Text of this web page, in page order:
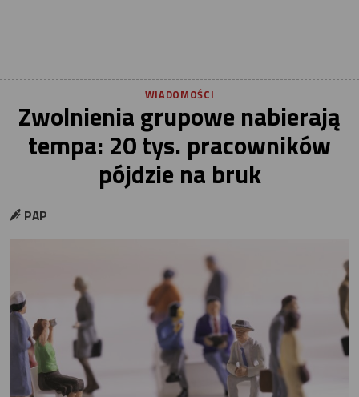
WIADOMOŚCI
Zwolnienia grupowe nabierają
tempa: 20 tys. pracowników
pójdzie na bruk
PAP